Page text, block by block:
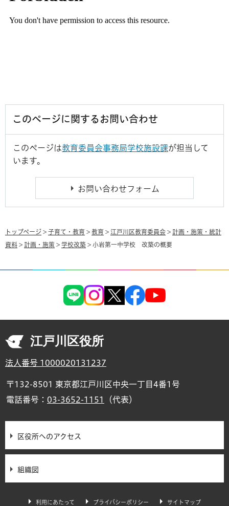
このページに関するお問い合わせ
このページは教育委員会事務局学校施設課が担当して
います。
トップページ > 子育て・教育 > 教育 > 江戸川区教育委員会 > 計画・施策・統計
資料 > 計画・施策 > 学校改築 > 小岩第一中学校 改築の概要
江戸川区役所
法人番号 1000020131237
〒132-8501 東京都江戸川区中央一丁目4番1号
電話番号： 03-3652-1151 （代表）
区役所へのアクセス
組織図
利用にあたって プライバシーポリシー サイトマップ